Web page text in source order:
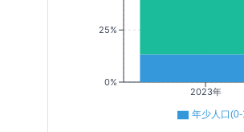
2023年
0%
25%
年少人口